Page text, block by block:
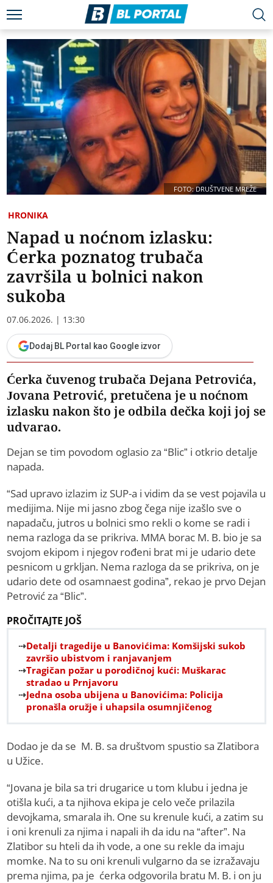
FOTO: DRUŠTVENE MREŽE
HRONIKA
Napad u noćnom izlasku:
Ćerka poznatog trubača
završila u bolnici nakon
sukoba
07.06.2026. | 13:30
Dodaj BL Portal kao Google izvor
Ćerka čuvenog trubača Dejana Petrovića,
Jovana Petrović, pretučena je u noćnom
izlasku nakon što je odbila dečka koji joj se
udvarao.
Dejan se tim povodom oglasio za “Blic” i otkrio detalje
napada.
“Sad upravo izlazim iz SUP-a i vidim da se vest pojavila u
medijima. Nije mi jasno zbog čega nije izašlo sve o
napadaču, jutros u bolnici smo rekli o kome se radi i
nema razloga da se prikriva. MMA borac M. B. bio je sa
svojom ekipom i njegov rođeni brat mi je udario dete
pesnicom u grkljan. Nema razloga da se prikriva, on je
udario dete od osamnaest godina”, rekao je prvo Dejan
Petrović za “Blic”.
PROČITAJTE JOŠ
Detalji tragedije u Banovićima: Komšijski sukob
završio ubistvom i ranjavanjem
Tragičan požar u porodičnoj kući: Muškarac
stradao u Prnjavoru
Jedna osoba ubijena u Banovićima: Policija
pronašla oružje i uhapsila osumnjičenog
Dodao je da se M. B. sa društvom spustio sa Zlatibora
u Užice.
“Jovana je bila sa tri drugarice u tom klubu i jedna je
otišla kući, a ta njihova ekipa je celo veče prilazila
devojkama, smarala ih. One su krenule kući, a zatim su
i oni krenuli za njima i napali ih da idu na “after”. Na
Zlatibor su hteli da ih vode, a one su rekle da imaju
momke. Na to su oni krenuli vulgarno da se izražavaju
prema njima, pa je ćerka odgovorila bratu M. B. i on ju